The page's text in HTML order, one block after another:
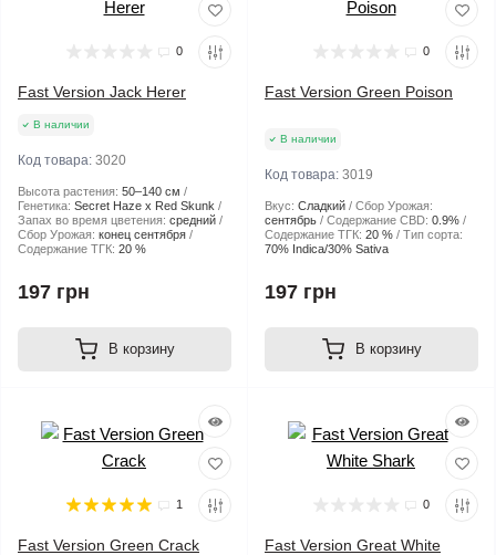
0
Fast Version Jack Herer
В наличии
Код товара: 3020
Высота растения: 50–140 см
Генетика: Secret Haze x Red Skunk
Запах во время цветения: средний
Сбор Урожая: конец сентября
Содержание ТГК: 20 %
197 грн
В корзину
0
Fast Version Green Poison
В наличии
Код товара: 3019
Вкус: Сладкий
Сбор Урожая:
сентябрь
Содержание CBD: 0.9%
Содержание ТГК: 20 %
Тип сорта:
70% Indica/30% Sativa
197 грн
В корзину
1
Fast Version Green Crack
0
Fast Version Great White